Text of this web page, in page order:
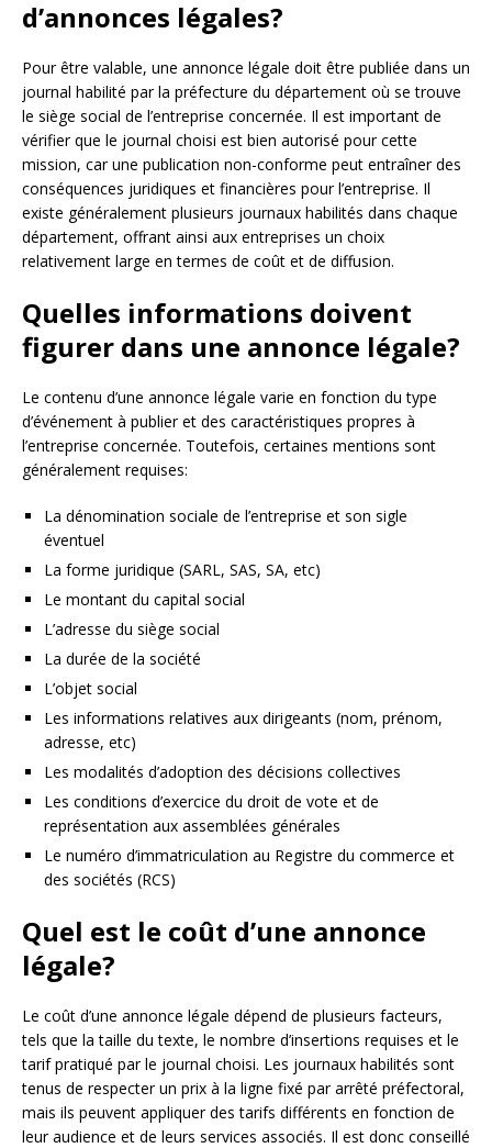
d’annonces légales?
Pour être valable, une annonce légale doit être publiée dans un
journal habilité par la préfecture du département où se trouve
le siège social de l’entreprise concernée. Il est important de
vérifier que le journal choisi est bien autorisé pour cette
mission, car une publication non-conforme peut entraîner des
conséquences juridiques et financières pour l’entreprise. Il
existe généralement plusieurs journaux habilités dans chaque
département, offrant ainsi aux entreprises un choix
relativement large en termes de coût et de diffusion.
Quelles informations doivent
figurer dans une annonce légale?
Le contenu d’une annonce légale varie en fonction du type
d’événement à publier et des caractéristiques propres à
l’entreprise concernée. Toutefois, certaines mentions sont
généralement requises:
La dénomination sociale de l’entreprise et son sigle
éventuel
La forme juridique (SARL, SAS, SA, etc)
Le montant du capital social
L’adresse du siège social
La durée de la société
L’objet social
Les informations relatives aux dirigeants (nom, prénom,
adresse, etc)
Les modalités d’adoption des décisions collectives
Les conditions d’exercice du droit de vote et de
représentation aux assemblées générales
Le numéro d’immatriculation au Registre du commerce et
des sociétés (RCS)
Quel est le coût d’une annonce
légale?
Le coût d’une annonce légale dépend de plusieurs facteurs,
tels que la taille du texte, le nombre d’insertions requises et le
tarif pratiqué par le journal choisi. Les journaux habilités sont
tenus de respecter un prix à la ligne fixé par arrêté préfectoral,
mais ils peuvent appliquer des tarifs différents en fonction de
leur audience et de leurs services associés. Il est donc conseillé